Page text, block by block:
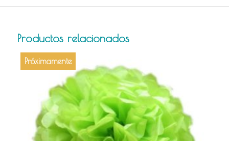
Productos relacionados
Próximamente